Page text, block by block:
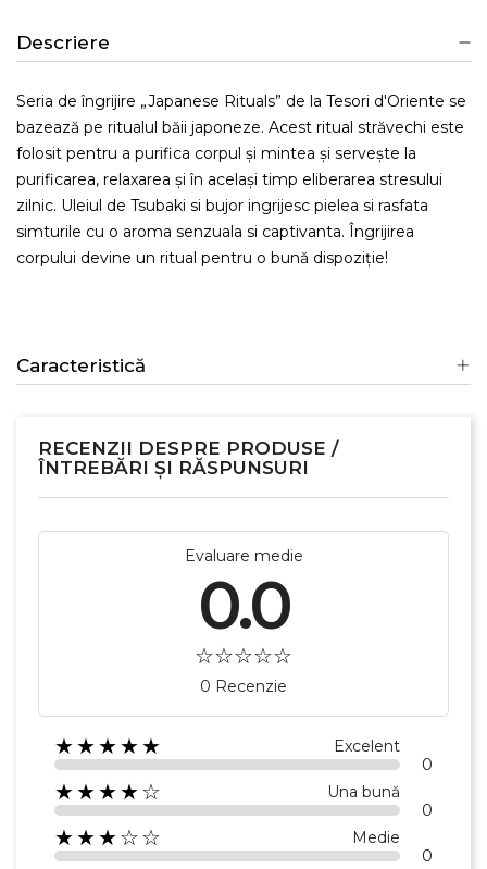
Descriere
Seria de îngrijire „Japanese Rituals” de la Tesori d'Oriente se
bazează pe ritualul băii japoneze. Acest ritual străvechi este
folosit pentru a purifica corpul și mintea și servește la
purificarea, relaxarea și în același timp eliberarea stresului
zilnic. Uleiul de Tsubaki si bujor ingrijesc pielea si rasfata
simturile cu o aroma senzuala si captivanta. Îngrijirea
corpului devine un ritual pentru o bună dispoziție!
Caracteristică
RECENZII DESPRE PRODUSE /
ÎNTREBĂRI ȘI RĂSPUNSURI
Evaluare medie
0.0
0 Recenzie
★★★★★ Excelent
0
★★★★☆ Una bună
0
★★★☆☆ Medie
0
Creeaza o lista de dorinte
Numele listei de dorinte
Anuleaza
Creeaza o lista de dorinte